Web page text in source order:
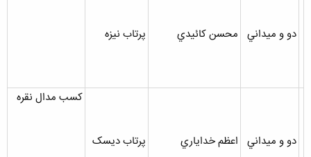
دو و ميداني محسن کائيدي پرتاب نيزه
دو و ميداني اعظم خداياري پرتاب ديسک
کسب مدال نقره